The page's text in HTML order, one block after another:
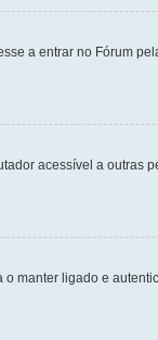
a entrar no Fórum
acessível a outras
manter ligado e